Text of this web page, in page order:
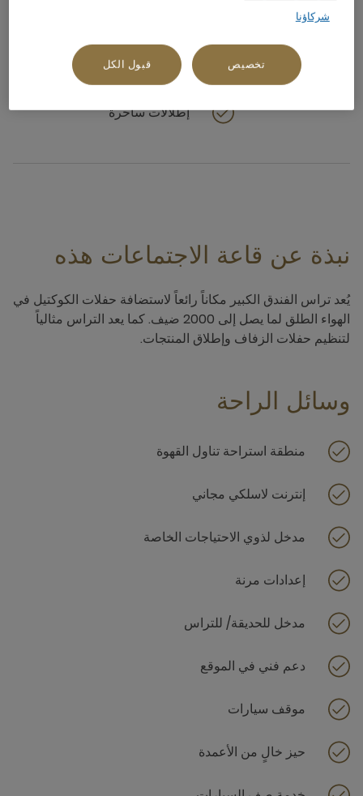
تراس و / أو مساحة في الهواء الطلق
إطلالات ساحرة
نبذة عن قاعة الاجتماعات هذه
يُعد تراس الفندق الكبير مكاناً رائعاً لاستضافة حفلات الكوكتيل في
الهواء الطلق لما يصل إلى 2000 ضيف. كما يعد التراس مثالياً
لتنظيم حفلات الزفاف وإطلاق المنتجات.
وسائل الراحة
منطقة استراحة تناول القهوة
إنترنت لاسلكي مجاني
مدخل لذوي الاحتياجات الخاصة
إعدادات مرنة
مدخل للحديقة/ للتراس
دعم فني في الموقع
موقف سيارات
حيز خالٍ من الأعمدة
شركاؤنا
تخصيص قبول الكل